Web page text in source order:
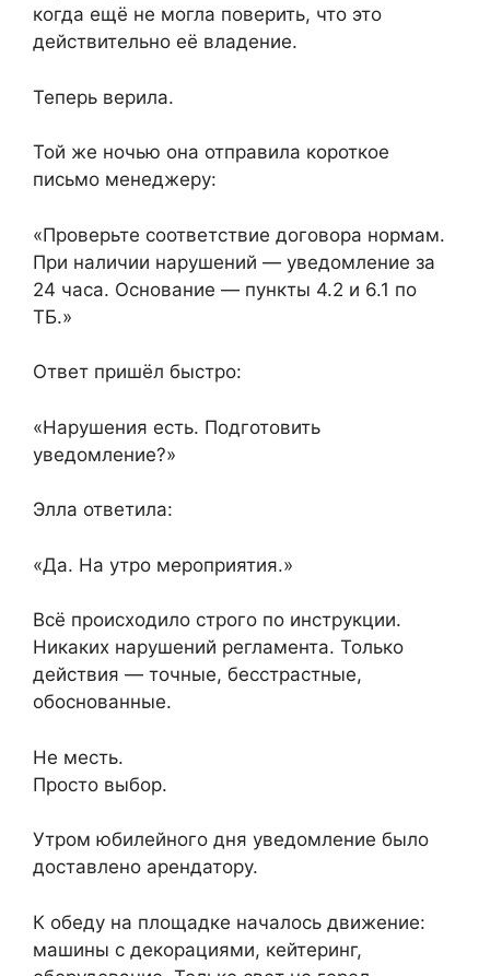
когда ещё не могла поверить, что это
действительно её владение.
Теперь верила.
Той же ночью она отправила короткое
письмо менеджеру:
«Проверьте соответствие договора нормам.
При наличии нарушений — уведомление за
24 часа. Основание — пункты 4.2 и 6.1 по
ТБ.»
Ответ пришёл быстро:
«Нарушения есть. Подготовить
уведомление?»
Элла ответила:
«Да. На утро мероприятия.»
Всё происходило строго по инструкции.
Никаких нарушений регламента. Только
действия — точные, бесстрастные,
обоснованные.
Не месть.
Просто выбор.
Утром юбилейного дня уведомление было
доставлено арендатору.
К обеду на площадке началось движение:
машины с декорациями, кейтеринг,